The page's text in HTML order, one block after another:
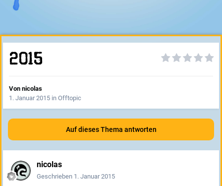
2015
Von nicolas
1. Januar 2015 in Offtopic
Auf dieses Thema antworten
nicolas
Geschrieben 1. Januar 2015